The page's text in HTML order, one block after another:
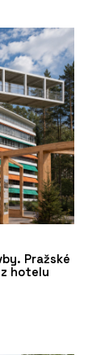
Pražské
hotelu